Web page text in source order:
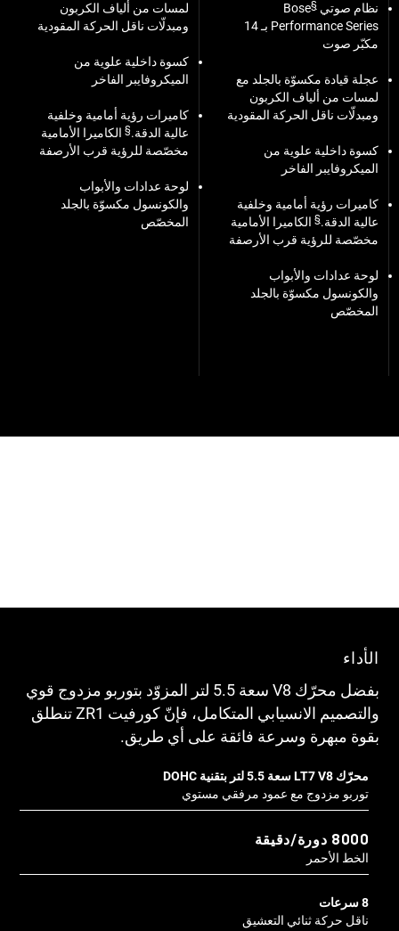
نظام صوتي Bose
Performance Series بـ 14
مكبّر صوت
عجلة قيادة مكسوّة بالجلد مع
لمسات من ألياف الكربون
ومبدلّات ناقل الحركة المقودية
كسوة داخلية علوية من
الميكروفايبر الفاخر
كاميرات رؤية أمامية وخلفية
عالية الدقة.§ الكاميرا الأمامية
مخصّصة للرؤية قرب الأرصفة
لوحة عدادات والأبواب
والكونسول مكسوّة بالجلد
المخصّص
لمسات من ألياف الكربون
ومبدلّات ناقل الحركة المقودية
كسوة داخلية علوية من
الميكروفايبر الفاخر
كاميرات رؤية أمامية وخلفية
عالية الدقة.§ الكاميرا الأمامية
مخصّصة للرؤية قرب الأرصفة
لوحة عدادات والأبواب
والكونسول مكسوّة بالجلد
المخصّص
الأداء
بفضل محرّك V8 سعة 5.5 لتر المزوّد بتوربو مزدوج قوي
والتصميم الانسيابي المتكامل، فإنّ كورفيت ZR1 تنطلق
بقوة مبهرة وسرعة فائقة على أي طريق.
محرّك LT7 V8 سعة 5.5 لتر بتقنية DOHC
توربو مزدوج مع عمود مرفقي مستوي
8000 دورة/دقيقة
الخط الأحمر
ناقل حركة ثنائي التعشيق